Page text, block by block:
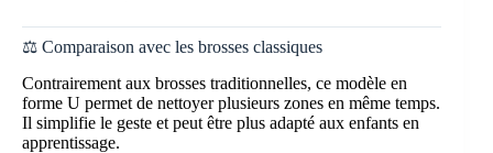
⚖️ Comparaison avec les brosses classiques
Contrairement aux brosses traditionnelles, ce modèle en
forme U permet de nettoyer plusieurs zones en même temps.
Il simplifie le geste et peut être plus adapté aux enfants en
apprentissage.